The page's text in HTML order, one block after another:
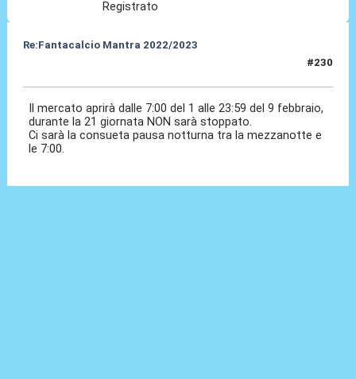
Registrato
Re:Fantacalcio Mantra 2022/2023
#230
Il mercato aprirà dalle 7:00 del 1 alle 23:59 del 9 febbraio,
durante la 21 giornata NON sarà stoppato.
Ci sarà la consueta pausa notturna tra la mezzanotte e
le 7:00.